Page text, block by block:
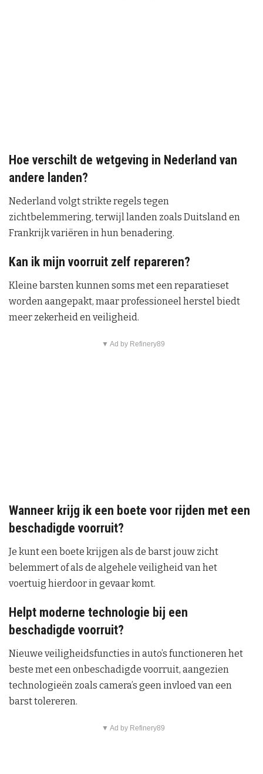
Hoe verschilt de wetgeving in Nederland van
andere landen?
Nederland volgt strikte regels tegen
zichtbelemmering, terwijl landen zoals Duitsland en
Frankrijk variëren in hun benadering.
Kan ik mijn voorruit zelf repareren?
Kleine barsten kunnen soms met een reparatieset
worden aangepakt, maar professioneel herstel biedt
meer zekerheid en veiligheid.
▼ Ad by Refinery89
Wanneer krijg ik een boete voor rijden met een
beschadigde voorruit?
Je kunt een boete krijgen als de barst jouw zicht
belemmert of als de algehele veiligheid van het
voertuig hierdoor in gevaar komt.
Helpt moderne technologie bij een
beschadigde voorruit?
Nieuwe veiligheidsfuncties in auto’s functioneren het
beste met een onbeschadigde voorruit, aangezien
technologieën zoals camera’s geen invloed van een
barst tolereren.
▼ Ad by Refinery89